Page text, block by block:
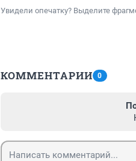
Увидели опечатку? Выделите
КОММЕНТАРИИ 0